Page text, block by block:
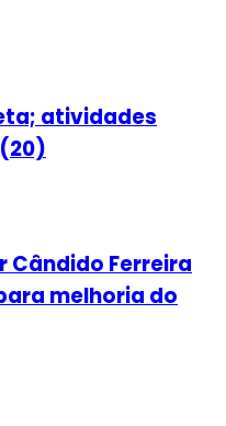
atividades
Cândido Ferreira
melhoria do